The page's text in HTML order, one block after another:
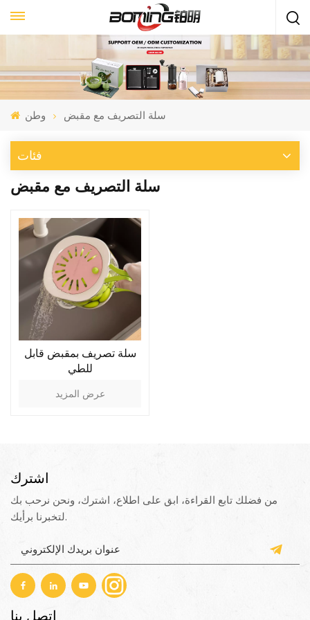
وطن سلة التصريف مع مقبض
فئات
سلة التصريف مع مقبض
سلة تصريف بمقبض قابل
للطي
عرض المزيد
اشترك
من فضلك تابع القراءة، ابق على اطلاع، اشترك، ونحن نرحب بك
لتخبرنا برأيك.
اتصل بنا